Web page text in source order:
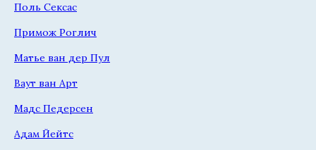
Поль Сексас
Примож Роглич
Матье ван дер Пул
Ваут ван Арт
Мадс Педерсен
Адам Йейтс